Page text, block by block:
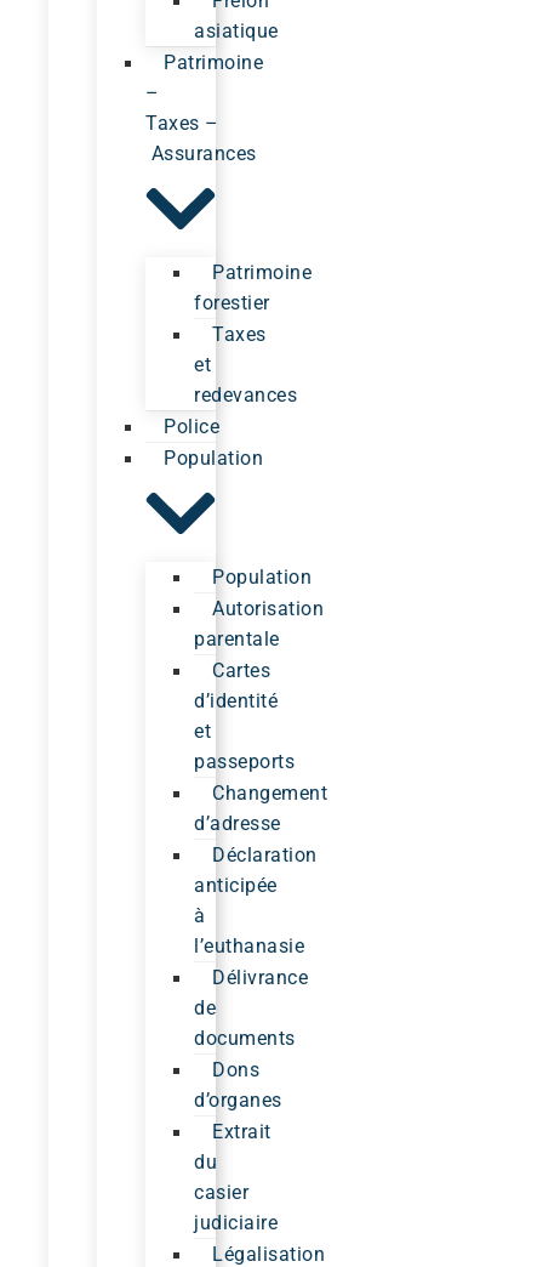
asiatique
Patrimoine
–
Taxes –
Assurances
Patrimoine
forestier
Taxes
et
redevances
Police
Population
Population
Autorisation
parentale
Cartes
d’identité
et
passeports
Changement
d’adresse
Déclaration
anticipée
à
l’euthanasie
Délivrance
de
documents
Dons
d’organes
Extrait
du
casier
judiciaire
Légalisation